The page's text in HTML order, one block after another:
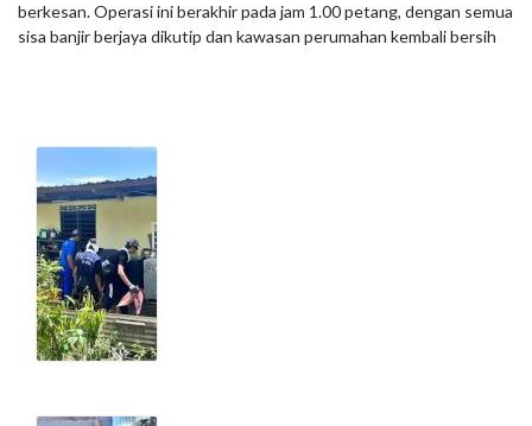
berkesan. Operasi ini berakhir pada jam 1.00 petang, dengan semua
sisa banjir berjaya dikutip dan kawasan perumahan kembali bersih